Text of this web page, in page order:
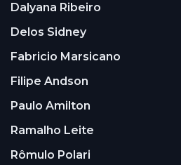
Dalyana Ribeiro
Delos Sidney
Fabricio Marsicano
Filipe Andson
Paulo Amilton
Ramalho Leite
Rômulo Polari